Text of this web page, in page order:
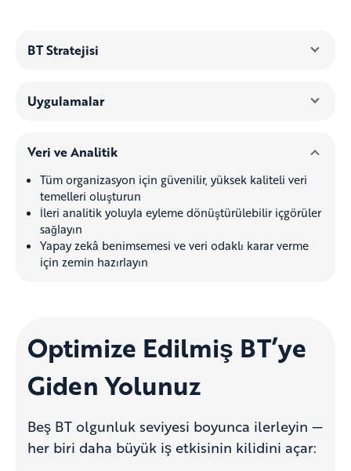
BT Stratejisi
Uygulamalar
Veri ve Analitik
Tüm organizasyon için güvenilir, yüksek kaliteli veri
temelleri oluşturun
İleri analitik yoluyla eyleme dönüştürülebilir içgörüler
sağlayın
Yapay zekâ benimsemesi ve veri odaklı karar verme
için zemin hazırlayın
Optimize Edilmiş BT’ye
Giden Yolunuz
Beş BT olgunluk seviyesi boyunca ilerleyin —
her biri daha büyük iş etkisinin kilidini açar: